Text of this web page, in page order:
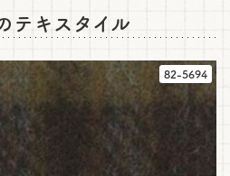
テキスタイル
82-5694